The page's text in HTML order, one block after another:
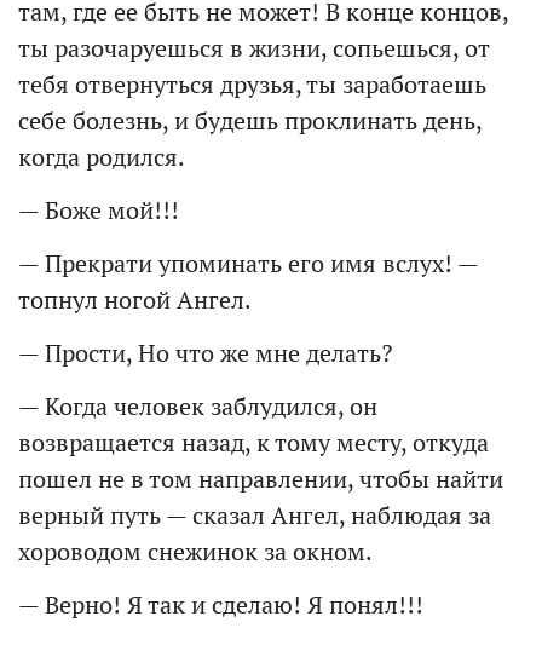
там, где ее быть не может! В конце концов,
ты разочаруешься в жизни, сопьешься, от
тебя отвернуться друзья, ты заработаешь
себе болезнь, и будешь проклинать день,
когда родился.
— Боже мой!!!
— Прекрати упоминать его имя вслух! —
топнул ногой Ангел.
— Прости, Но что же мне делать?
— Когда человек заблудился, он
возвращается назад, к тому месту, откуда
пошел не в том направлении, чтобы найти
верный путь — сказал Ангел, наблюдая за
хороводом снежинок за окном.
— Верно! Я так и сделаю! Я понял!!!